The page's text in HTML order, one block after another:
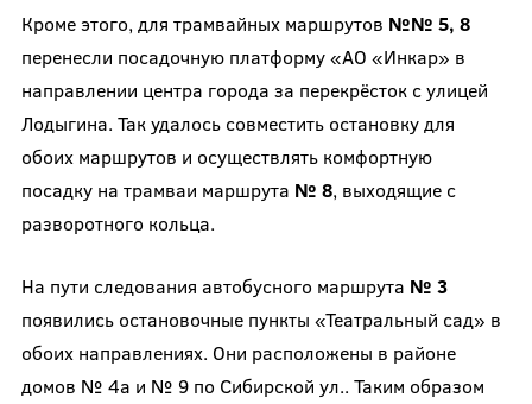
Кроме этого, для трамвайных маршрутов №№ 5, 8
перенесли посадочную платформу «АО «Инкар» в
направлении центра города за перекрёсток с улицей
Лодыгина. Так удалось совместить остановку для
обоих маршрутов и осуществлять комфортную
посадку на трамваи маршрута № 8, выходящие с
разворотного кольца.
На пути следования автобусного маршрута № 3
появились остановочные пункты «Театральный сад» в
обоих направлениях. Они расположены в районе
домов № 4а и № 9 по Сибирской ул.. Таким образом